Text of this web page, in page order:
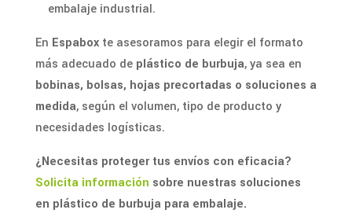
embalaje industrial.
En Espaboxte asesoramos para elegir el formato
más adecuado de plástico de burbuja, ya sea en
bobinas, bolsas, hojas precortadas o soluciones a
medida, según el volumen, tipo de producto y
necesidades logísticas.
¿Necesitas proteger tus envíos con eficacia?
Solicita información sobre nuestras soluciones
en plástico de burbuja para embalaje.